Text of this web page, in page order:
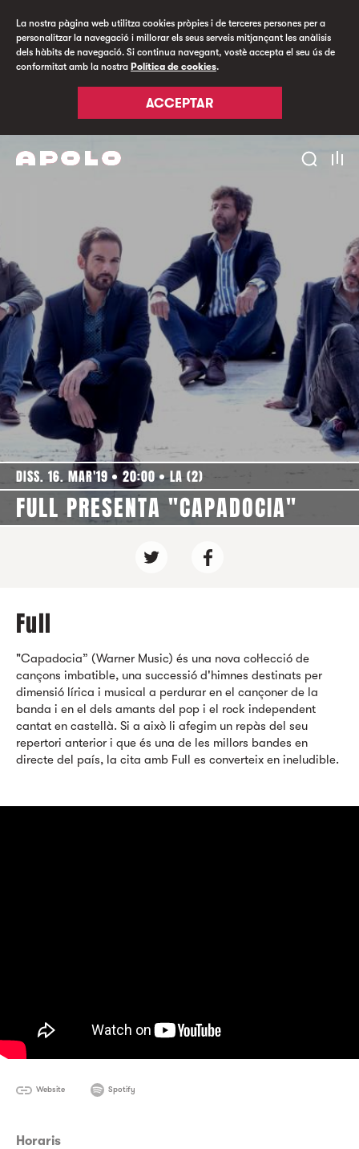
La nostra pàgina web utilitza cookies pròpies i de terceres persones per a
personalitzar la navegació i millorar els seus serveis mitjançant les anàlisis
dels hàbits de navegació. Si continua navegant, vostè accepta el seu ús de
conformitat amb la nostra Política de cookies.
ACCEPTAR
DISS. 16. MAR'19 20:00 LA (2)
FULL PRESENTA "CAPADOCIA"
Full
"Capadocia” (Warner Music) és una nova col·lecció de
cançons imbatible, una successió d'himnes destinats per
dimensió lírica i musical a perdurar en el cançoner de la
banda i en el dels amants del pop i el rock independent
cantat en castellà. Si a això li afegim un repàs del seu
repertori anterior i que és una de les millors bandes en
directe del país, la cita amb Full es converteix en ineludible.
Website Spotify
Horaris